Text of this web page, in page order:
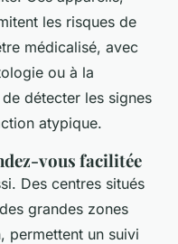
les risques de
médicalisé, avec
ou à la
détecter les signes
atypique.
vous facilitée
Des centres situés
grandes zones
permettent un suivi